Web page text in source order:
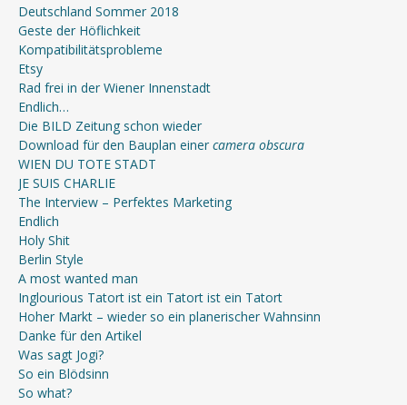
Deutschland Sommer 2018
Geste der Höflichkeit
Kompatibilitätsprobleme
Etsy
Rad frei in der Wiener Innenstadt
Endlich…
Die BILD Zeitung schon wieder
Download für den Bauplan einer camera obscura
WIEN DU TOTE STADT
JE SUIS CHARLIE
The Interview – Perfektes Marketing
Endlich
Holy Shit
Berlin Style
A most wanted man
Inglourious Tatort ist ein Tatort ist ein Tatort
Hoher Markt – wieder so ein planerischer Wahnsinn
Danke für den Artikel
Was sagt Jogi?
So ein Blödsinn
So what?